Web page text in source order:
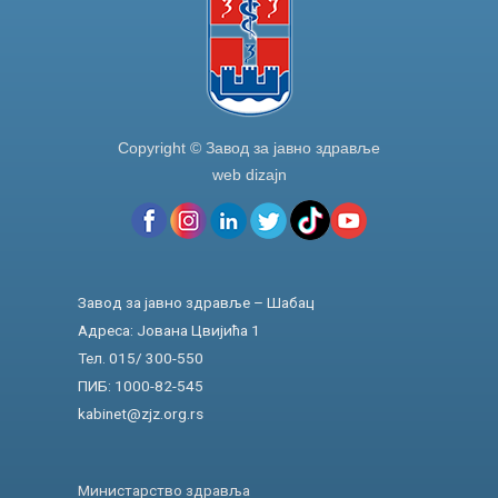
Copyright © Завод за јавно здравље
web dizajn
Завод за јавно здравље – Шабац
Адреса: Јована Цвијића 1
Тел. 015/ 300-550
ПИБ: 1000-82-545
kabinet@zjz.org.rs
Министарство здравља